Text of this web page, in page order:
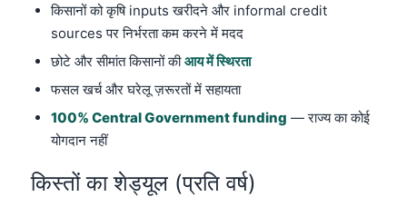
किसानों को कृषि inputs खरीदने और informal credit
sources पर निर्भरता कम करने में मदद
छोटे और सीमांत किसानों कीआय में स्थिरता
फसल खर्च और घरेलू ज़रूरतों में सहायता
100% Central Government funding — राज्य का कोई
योगदान नहीं
किस्तों का शेड्यूल (प्रति वर्ष)